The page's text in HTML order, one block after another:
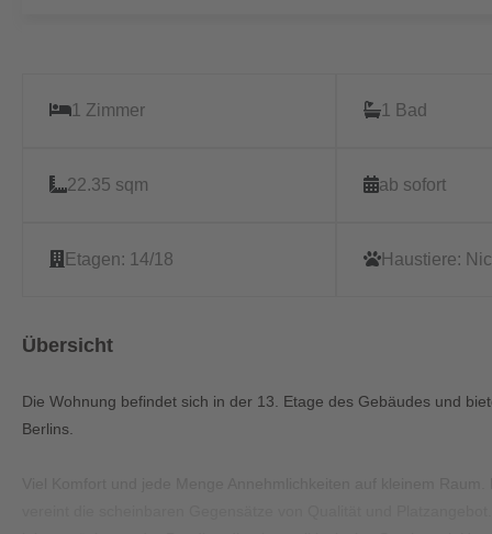
1 Zimmer 1 Bad
22.35 sqm ab sofort
Etagen: 14/18 Haustiere:
Übersicht
Die Wohnung befindet sich in der 13. Etage des Gebäudes und
Berlins.